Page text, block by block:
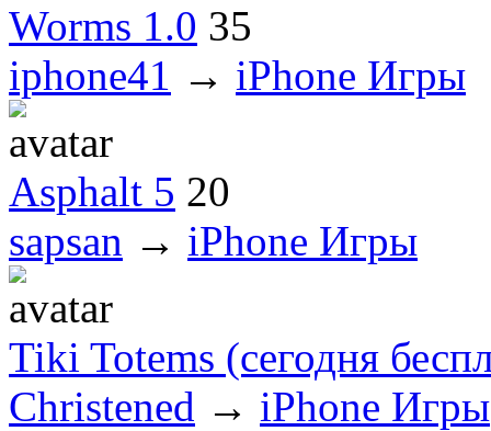
Worms 1.0 35
iphone41 → iPhone Игры
Asphalt 5 20
sapsan → iPhone Игры
Tiki Totems (сегодня
Christened → iPhone Игры